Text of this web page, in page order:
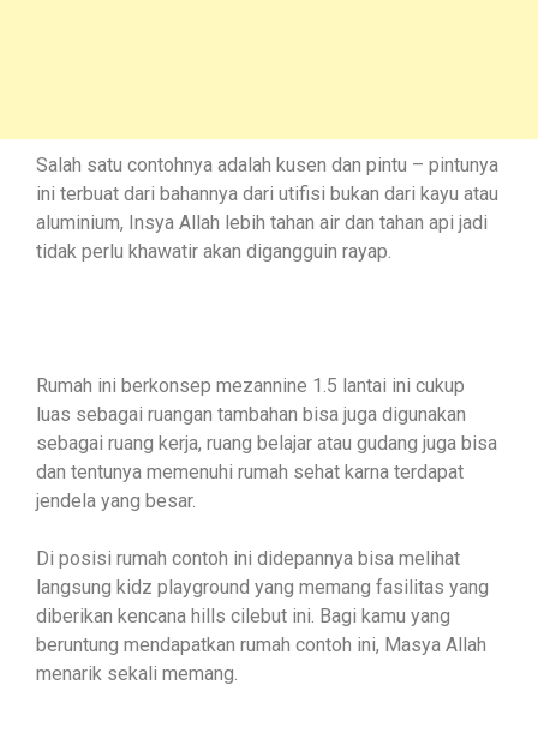
Salah satu contohnya adalah kusen dan pintu – pintunya
ini terbuat dari bahannya dari utifisi bukan dari kayu atau
aluminium, Insya Allah lebih tahan air dan tahan api jadi
tidak perlu khawatir akan digangguin rayap.
Rumah ini berkonsep mezannine 1.5 lantai ini cukup
luas sebagai ruangan tambahan bisa juga digunakan
sebagai ruang kerja, ruang belajar atau gudang juga bisa
dan tentunya memenuhi rumah sehat karna terdapat
jendela yang besar.
Di posisi rumah contoh ini didepannya bisa melihat
langsung kidz playground yang memang fasilitas yang
diberikan kencana hills cilebut ini. Bagi kamu yang
beruntung mendapatkan rumah contoh ini, Masya Allah
menarik sekali memang.